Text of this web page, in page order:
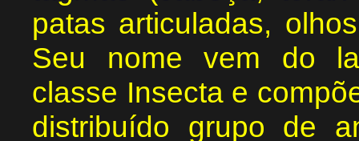
patas articuladas,
Seu nome vem do
classe Insecta e
distribuído grupo de